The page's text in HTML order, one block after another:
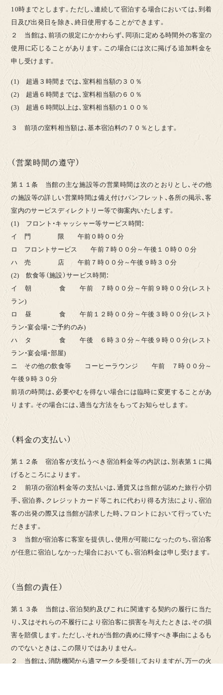
10時までとします。ただし、連続して宿泊する場合においては、到着
日及び出発日を除き、終日使用することができます。
２ 当館は、前項の規定にかかわらず、同項に定める時間外の客室の
使用に応じることがあります。この場合には次に掲げる追加料金を
申し受けます。
(1) 超過３時間までは、室料相当額の３０％
(2) 超過６時間までは、室料相当額の６０％
(3) 超過６時間以上は、室料相当額の１００％
３ 前項の室料相当額は、基本宿泊料の７０％とします。
（営業時間の遵守）
第１１条 当館の主な施設等の営業時間は次のとおりとし、その他
の施設等の詳しい営業時間は備え付けパンフレット、各所の掲示、客
室内のサービスディレクトリー等で御案内いたします。
(1) フロント・キャッシャー等サービス時間：
イ 門 限 午前０時００分
ロ フロントサービス 午前７時００分～午後１０時００分
ハ 売 店 午前７時００分～午後９時３０分
(2) 飲食等（施設）サービス時間：
イ 朝 食 午前 ７時００分～午前９時００分(レスト
ラン)
ロ 昼 食 午前１２時００分～午後３時００分(レスト
ラン・宴会場・ご予約のみ)
ハ タ 食 午後 ６時３０分～午後９時００分(レスト
ラン・宴会場・部屋)
ニ その他の飲食等 コーヒーラウンジ 午前 ７時００分～
午後９時３０分
前項の時間は、必要やむを得ない場合には臨時に変更することがあ
ります。その場合には、適当な方法をもってお知らせします。
（料金の支払い）
第１２条 宿泊客が支払うべき宿泊料金等の内訳は、別表第１に掲
げるところによります。
２ 前項の宿泊料金等の支払いは、通貨又は当館が認めた旅行小切
手、宿泊券、クレジットカード等これに代わり得る方法により、宿泊
客の出発の際又は当館が請求した時、フロントにおいて行っていた
だきます。
３ 当館が宿泊客に客室を提供し、使用が可能になったのち、宿泊客
が任意に宿泊しなかった場合においても、宿泊料金は申し受けます。
（当館の責任）
第１３条 当館は、宿泊契約及びこれに関連する契約の履行に当た
り、又はそれらの不履行により宿泊客に損害を与えたときは、その損
害を賠償します。ただし、それが当館の責めに帰すべき事由によるも
のでないときは、この限りではありません。
２ 当館は、消防機関から適マークを受領しておりますが、万一の火